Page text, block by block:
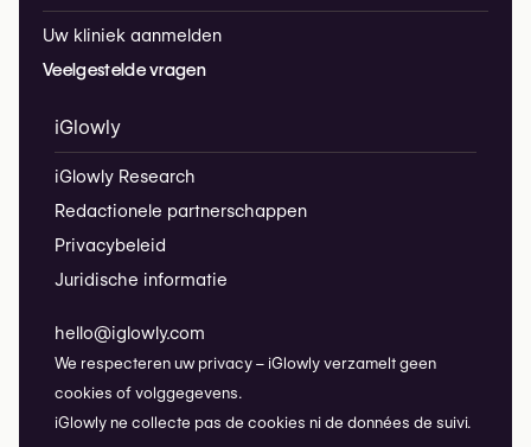
Uw kliniek aanmelden
Veelgestelde vragen
iGlowly
iGlowly Research
Redactionele partnerschappen
Privacybeleid
Juridische informatie
hello@iglowly.com
We respecteren uw privacy – iGlowly verzamelt geen
cookies of volggegevens.
iGlowly ne collecte pas de cookies ni de données de suivi.